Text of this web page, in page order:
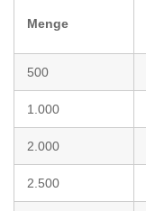
Menge
500
1.000
2.000
2.500